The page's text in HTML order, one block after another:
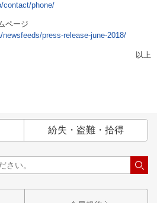
contact/phone/
ページ
press-release-june-2018/
以上
紛失・盗難・拾得